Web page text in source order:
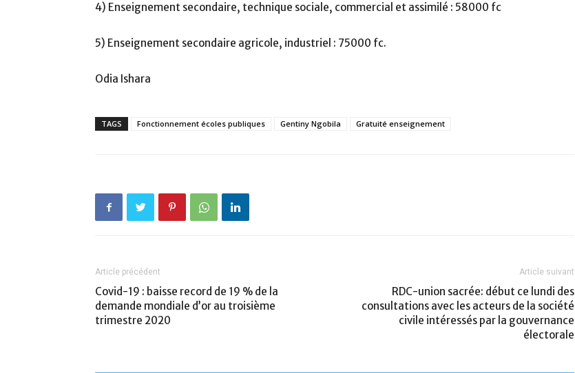
4) Enseignement secondaire, technique sociale, commercial et assimilé : 58000 fc
5) Enseignement secondaire agricole, industriel : 75000 fc.
Odia Ishara
TAGS Fonctionnement écoles publiques Gentiny Ngobila Gratuité enseignement
Article précédent
Covid-19 : baisse record de 19 % de la
demande mondiale d’or au troisième
trimestre 2020
Article suivant
RDC-union sacrée: début ce lundi des
consultations avec les acteurs de la société
civile intéressés par la gouvernance
électorale